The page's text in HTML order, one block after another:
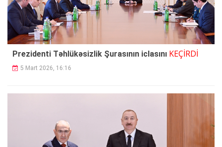
Prezidenti Təhlükəsizlik Şurasının iclasını KEÇİRDİ
5 Mart 2026, 16:16